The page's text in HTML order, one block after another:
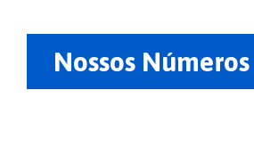
Nossos Números